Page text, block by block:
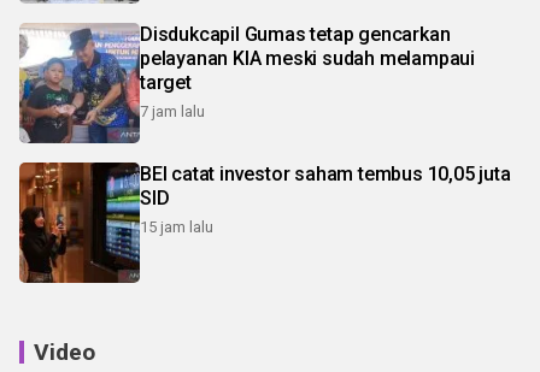
Disdukcapil Gumas tetap gencarkan
pelayanan KIA meski sudah melampaui
target
7 jam lalu
BEI catat investor saham tembus 10,05 juta
SID
15 jam lalu
Video